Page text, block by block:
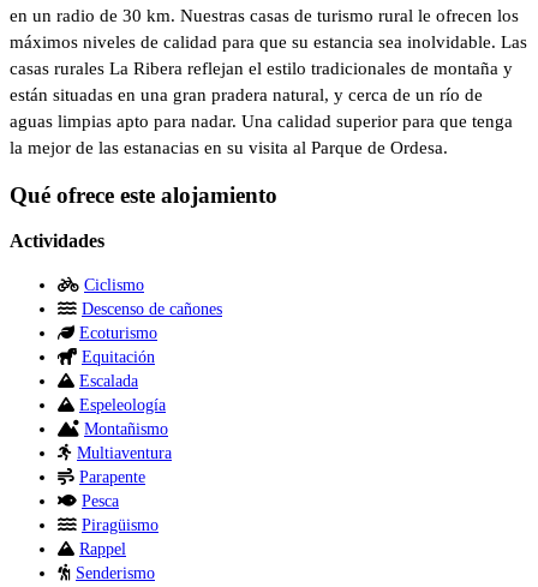
en un radio de 30 km. Nuestras casas de turismo rural le ofrecen los
máximos niveles de calidad para que su estancia sea inolvidable. Las
casas rurales La Ribera reflejan el estilo tradicionales de montaña y
están situadas en una gran pradera natural, y cerca de un río de
aguas limpias apto para nadar. Una calidad superior para que tenga
la mejor de las estanacias en su visita al Parque de Ordesa.
Qué ofrece este alojamiento
Actividades
Ciclismo
Descenso de cañones
Ecoturismo
Equitación
Escalada
Espeleología
Montañismo
Multiaventura
Parapente
Pesca
Piragüismo
Rappel
Senderismo